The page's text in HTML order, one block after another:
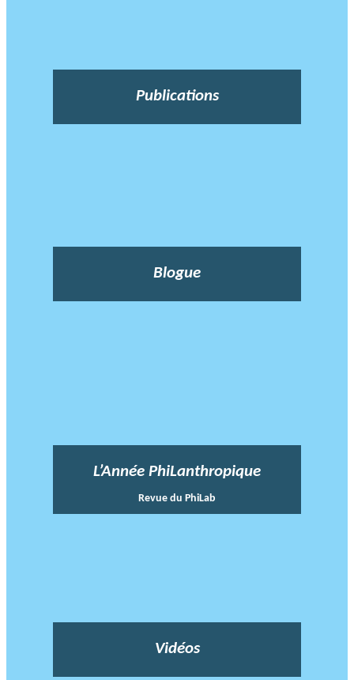
Publications
Blogue
L’Année PhiLanthropique
Revue du PhiLab
Vidéos